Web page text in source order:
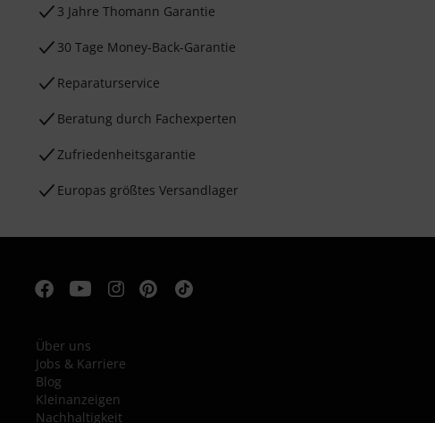
3 Jahre Thomann Garantie
30 Tage Money-Back-Garantie
Reparaturservice
Beratung durch Fachexperten
Zufriedenheitsgarantie
Europas größtes Versandlager
Über uns
Jobs & Karriere
Blog
Kleinanzeigen
Nachhaltigkeit